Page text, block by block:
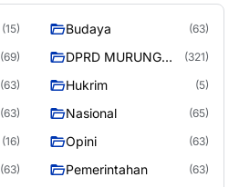
(15) Budaya (63)
(69)
DPRD MURUNG
(321)
(63) Hukrim (5)
(63) Nasional (65)
(16) Opini (63)
(63) Pemerintahan (63)